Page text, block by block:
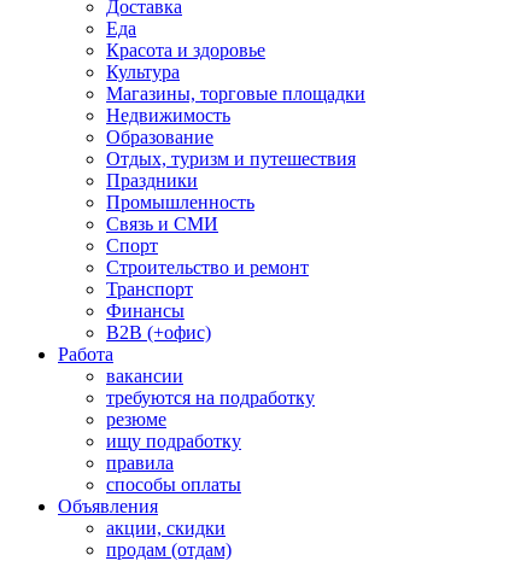
Доставка
Еда
Красота и здоровье
Культура
Магазины, торговые площадки
Недвижимость
Образование
Отдых, туризм и путешествия
Праздники
Промышленность
Связь и СМИ
Спорт
Строительство и ремонт
Транспорт
Финансы
B2B (+офис)
Работа
вакансии
требуются на подработку
резюме
ищу подработку
правила
способы оплаты
Объявления
акции, скидки
продам (отдам)